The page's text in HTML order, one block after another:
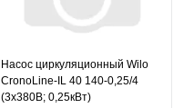
Насос циркуляционный Wilo
CronoLine-IL 40 140-0,25/4
(3х380В; 0,25кВт)